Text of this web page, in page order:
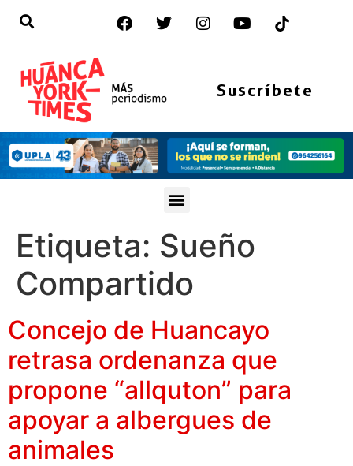
Suscríbete
Etiqueta: Sueño
Compartido
Concejo de Huancayo
retrasa ordenanza que
propone “allquton” para
apoyar a albergues de
animales